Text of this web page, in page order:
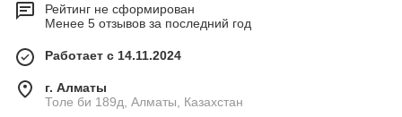
Рейтинг не сформирован
Менее 5 отзывов за последний год
Работает с 14.11.2024
г. Алматы
Толе би 189д, Алматы, Казахстан